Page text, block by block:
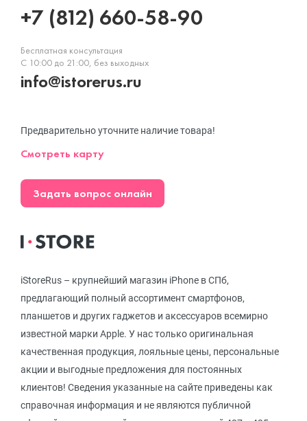
iStoreRus – крупнейший магазин iPhone в СПб,
предлагающий полный ассортимент смартфонов,
планшетов и других гаджетов и аксессуаров всемирно
известной марки Apple. У нас только оригинальная
качественная продукция, лояльные цены, персональные
акции и выгодные предложения для постоянных
клиентов! Сведения указанные на сайте приведены как
справочная информация и не являются публичной
+7 (812) 660-58-90
Бесплатная консультация
С 10:00 до 21:00, без выходных
info@istorerus.ru
Предварительно уточните наличие товара!
Смотреть карту
Задать вопрос онлайн